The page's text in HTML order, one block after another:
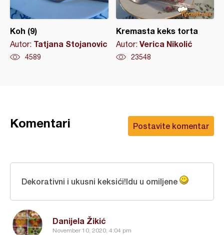
Koh (9)
Autor: Tatjana Stojanovic
4589
Kremasta keks torta
Autor: Verica Nikolić
23548
Postavite komentar
Komentari
Danijela Žikić
November 10, 2020, 4:04 pm
Dekorativni i ukusni keksići!Idu u omiljene